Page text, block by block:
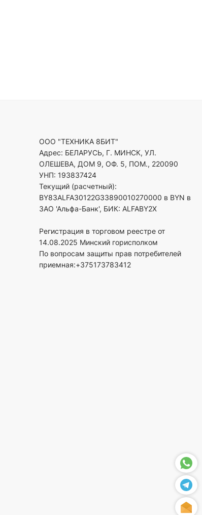
ООО "ТЕХНИКА 8БИТ"
Адрес: БЕЛАРУСЬ, Г. МИНСК, УЛ.
ОЛЕШЕВА, ДОМ 9, ОФ. 5, ПОМ., 220090
УНП: 193837424
Текущий (расчетный):
BY83ALFA30122G33890010270000 в BYN в
ЗАО 'Альфа-Банк', БИК: ALFABY2X
Регистрация в торговом реестре от
14.08.2025 Минский горисполком
По вопросам защиты прав потребителей
приемная:+375173783412